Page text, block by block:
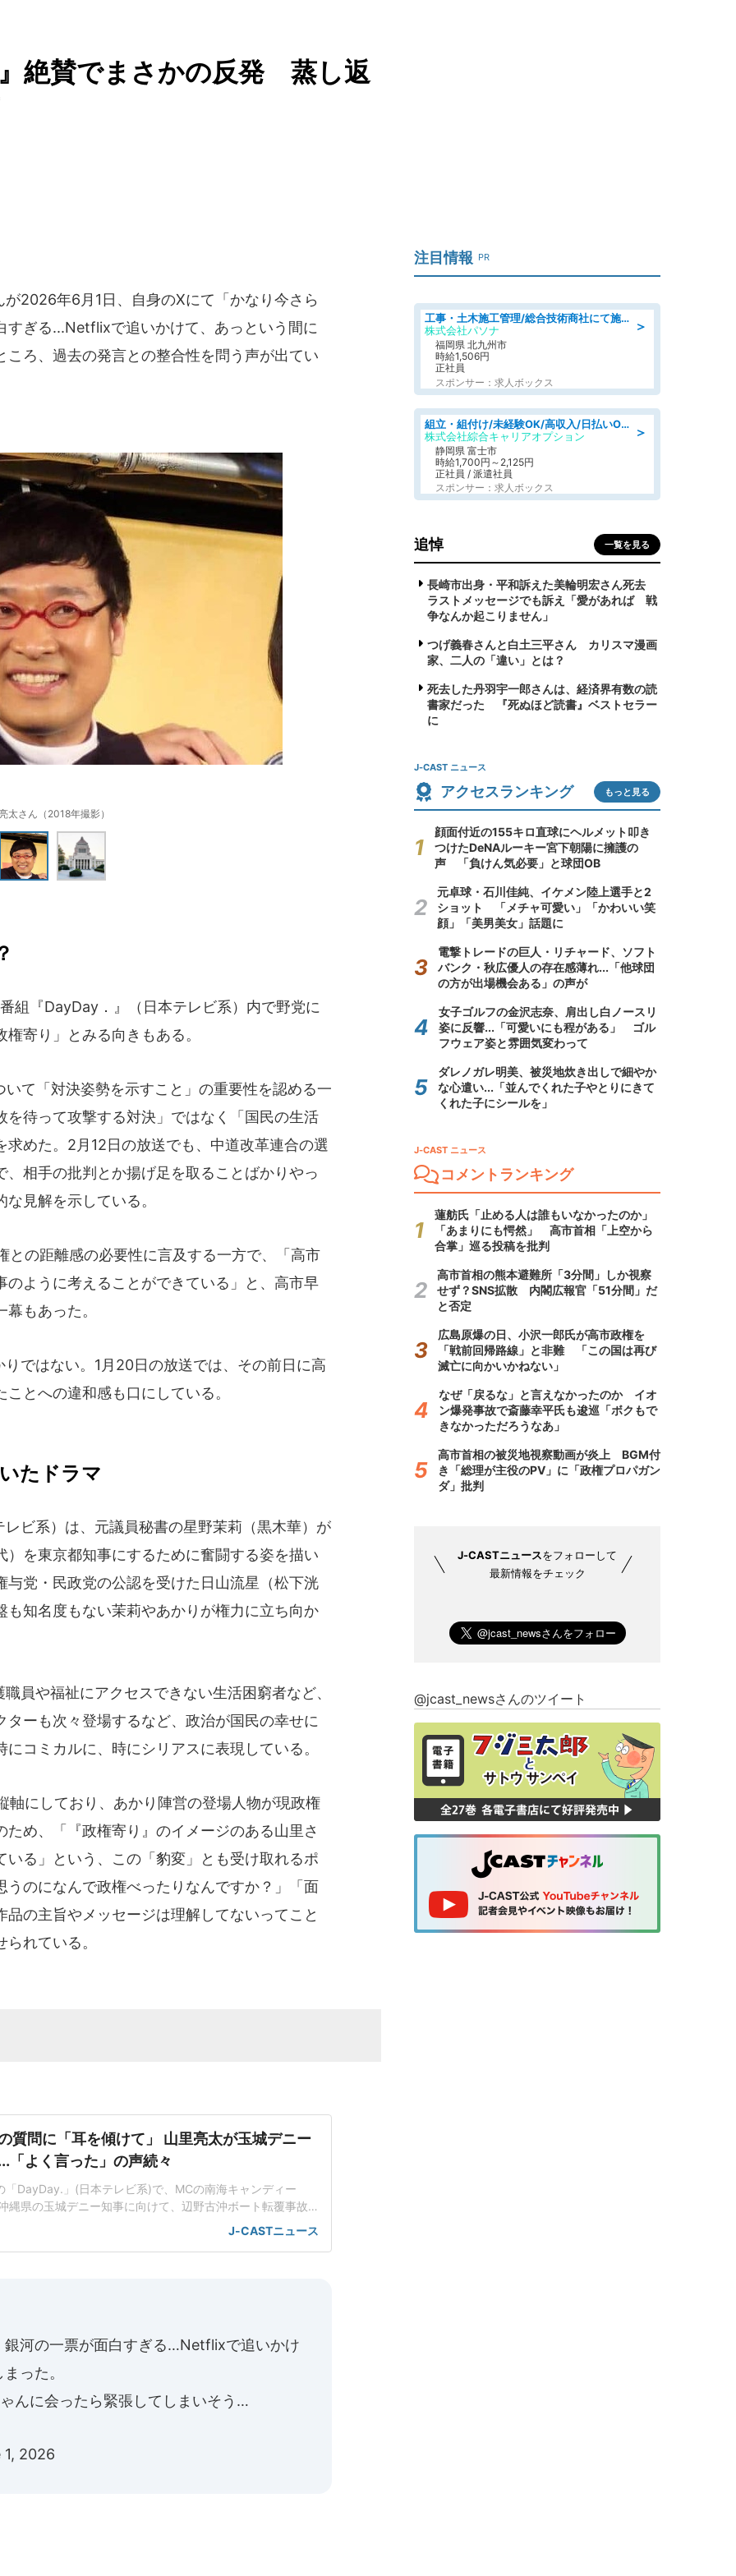
絶賛でまさかの反発 蒸し返
2026年6月1日、自身のXにて「かなり今さら
すぎる...Netflixで追いかけて、あっという間に
ろ、過去の発言との整合性を問う声が出てい
太さん（2018年撮影）
『DayDay．』（日本テレビ系）内で野党に
寄り」とみる向きもある。
て「対決姿勢を示すこと」の重要性を認める一
待って攻撃する対決」ではなく「国民の生活
めた。2月12日の放送でも、中道改革連合の選
相手の批判とか揚げ足を取ることばかりやっ
見解を示している。
の距離感の必要性に言及する一方で、「高市
ように考えることができている」と、高市早
もあった。
ではない。1月20日の放送では、その前日に高
とへの違和感も口にしている。
たドラマ
ビ系）は、元議員秘書の星野茉莉（黒木華）が
を東京都知事にするために奮闘する姿を描い
党・民政党の公認を受けた日山流星（松下洸
知名度もない茉莉やあかりが権力に立ち向か
員や福祉にアクセスできない生活困窮者など、
ーも次々登場するなど、政治が国民の幸せに
コミカルに、時にシリアスに表現している。
にしており、あかり陣営の登場人物が現政権
め、「『政権寄り』のイメージのある山里さ
る」という、この「豹変」とも受け取れるポ
のになんで政権べったりなんですか？」「面
の主旨やメッセージは理解してないってこと
れている。
質問に「耳を傾けて」 山里亮太が玉城デニー
「よく言った」の声続々
DayDay.」(日本テレビ系)で、MCの南海キャンディー
縄県の玉城デニー知事に向けて、辺野古沖ボート転覆事故
よう呼びかけ、反響を集めている。「遺族の問いかけに答
事として大事」5月31日、辺野古沖ボート転覆事故で犠牲に
J-CASTニュース
銀河の一票が面白すぎる…Netflixで追いかけ
った。
んに会ったら緊張してしまいそう…
1, 2026
注目情報 PR
＞
工事・土木施工管理/総合技術商社にて施工管理のお仕事/即日勤務可/車通勤可/工事・土木施工管理/生産・品質管理
株式会社パソナ
福岡県 北九州市
時給1,506円
正社員
スポンサー：求人ボックス
＞
組立・組付け/未経験OK/高収入/日払いOK/交替制/20・30・40代活躍中
株式会社綜合キャリアオプション
静岡県 富士市
時給1,700円～2,125円
正社員 / 派遣社員
スポンサー：求人ボックス
追悼 一覧を見る
長崎市出身・平和訴えた美輪明宏さん死去
ラストメッセージでも訴え「愛があれば 戦
争なんか起こりません」
つげ義春さんと白土三平さん カリスマ漫画
家、二人の「違い」とは？
死去した丹羽宇一郎さんは、経済界有数の読
書家だった 『死ぬほど読書』ベストセラー
に
J-CAST ニュース
アクセスランキング もっと見る
顔面付近の155キロ直球にヘルメット叩き
つけたDeNAルーキー宮下朝陽に擁護の
声 「負けん気必要」と球団OB
元卓球・石川佳純、イケメン陸上選手と2
ショット 「メチャ可愛い」「かわいい笑
顔」「美男美女」話題に
電撃トレードの巨人・リチャード、ソフト
バンク・秋広優人の存在感薄れ...「他球団
の方が出場機会ある」の声が
女子ゴルフの金沢志奈、肩出し白ノースリ
姿に反響...「可愛いにも程がある」 ゴル
フウェア姿と雰囲気変わって
ダレノガレ明美、被災地炊き出しで細やか
な心遣い...「並んでくれた子やとりにきて
くれた子にシールを」
J-CAST ニュース
コメントランキング
蓮舫氏「止める人は誰もいなかったのか」
「あまりにも愕然」 高市首相「上空から
合掌」巡る投稿を批判
高市首相の熊本避難所「3分間」しか視察
せず？SNS拡散 内閣広報官「51分間」だ
と否定
広島原爆の日、小沢一郎氏が高市政権を
「戦前回帰路線」と非難 「この国は再び
滅亡に向かいかねない」
なぜ「戻るな」と言えなかったのか イオ
ン爆発事故で斎藤幸平氏も逡巡「ボクもで
きなかっただろうなあ」
高市首相の被災地視察動画が炎上 BGM付
き「総理が主役のPV」に「政権プロパガン
ダ」批判
J-CASTニュースをフォローして
最新情報をチェック
@jcast_newsさんのツイート